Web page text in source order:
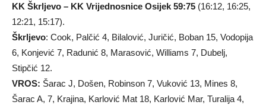
KK Škrljevo – KK Vrijednosnice Osijek 59:75 (16:12, 16:25,
12:21, 15:17).
Škrljevo: Cook, Palčić 4, Bilalović, Juričić, Boban 15, Vodopija
6, Konjević 7, Radunić 8, Marasović, Williams 7, Dubelj,
Stipčić 12.
VROS: Šarac J, Došen, Robinson 7, Vuković 13, Mines 8,
Šarac A, 7, Krajina, Karlović Mat 18, Karlović Mar, Turalija 4,